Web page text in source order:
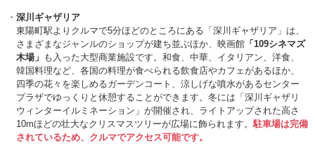
深川ギャザリア
東陽町駅よりクルマで5分ほどのところにある「深川ギャザリア」は、
さまざまなジャンルのショップが建ち並ぶほか、映画館 「109シネマズ
木場」 も入った大型商業施設です。和食、中華、イタリアン、洋食、
韓国料理など、各国の料理が食べられる飲食店やカフェがあるほか、
四季の花々を楽しめるガーデンコート、涼しげな噴水があるセンター
プラザでゆっくりと休憩することができます。冬には「深川ギャザリ
ウィンターイルミネーション」が開催され、ライトアップされた高さ
10mほどの壮大なクリスマスツリーが広場に飾られます。駐車場は完備
されているため、クルマでアクセス可能です。